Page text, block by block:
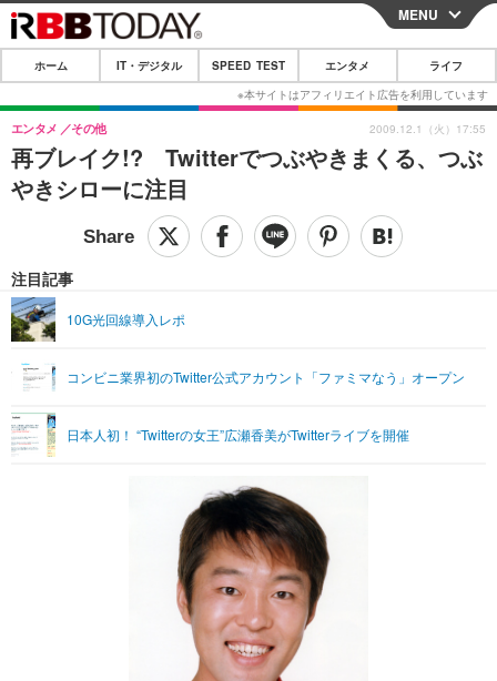
CLOSE
ホーム
IT・デジタル
IT・デジタルTOP スマートフォン
ショッピング その他
SPEED TEST
エンタメTOP 映画・ドラマ
グラビア ブログ
ショッピング その他
ライフTOP
リリース一覧
MENU
ホーム IT・デジタル SPEED TEST エンタメ ライフ
再ブレイク!? Twitterでつぶやきまくる、つぶ
やきシローに注目
エンタメ その他
注目記事
10G光回線導入レポ
コンビニ業界初のTwitter公式アカウント「ファミマなう」オープン
日本人初！ “Twitterの女王”広瀬香美がTwitterライブを開催
2009.12.1（火）17:55